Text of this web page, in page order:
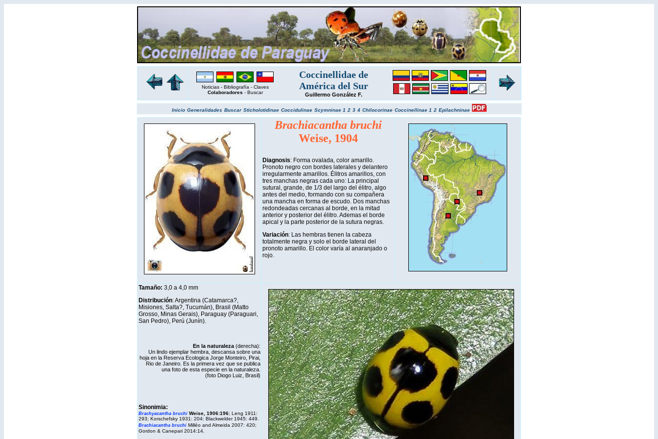
Noticias - Bibliografía - Claves
Colaboradores - Buscar
Coccinellidae de
América del Sur
Guillermo González F.
Inicio Generalidades Buscar Sticholotidinae Coccidulinae Scymninae 1 2 3 4 Chilocorinae Coccinellinae 1 2 Epilachninae
Brachiacantha bruchi
Weise, 1904
Diagnosis: Forma ovalada, color amarillo.
Pronoto negro con bordes laterales y delantero
irregularmente amarillos. Élitros amarillos, con
tres manchas negras cada uno: La principal
sutural, grande, de 1/3 del largo del élitro, algo
antes del medio, formando con su compañera
una mancha en forma de escudo. Dos manchas
redondeadas cercanas al borde, en la mitad
anterior y posterior del élitro. Ademas el borde
apical y la parte posterior de la sutura negras.
Variación: Las hembras tienen la cabeza
totalmente negra y solo el borde lateral del
pronoto amarillo. El color varía al anaranjado o
rojo.
Tamaño: 3,0 a 4,0 mm
Distribución: Argentina (Catamarca?,
Misiones, Salta?, Tucumán), Brasil (Matto
Grosso, Minas Gerais), Paraguay (Paraguari,
San Pedro), Perú (Junín).
En la naturaleza (derecha):
Un lindo ejemplar hembra, descansa sobre una
hoja en la Reserva Ecologica Jorge Monteiro, Pirai,
Rio de Janeiro. Es la primera vez que se publica
una foto de esta especie en la naturaleza.
(foto Diogo Luiz, Brasil)
Sinonimia:
Brachyacantha bruchi Weise, 1906:196; Leng 1911:
293; Korschefsky 1931: 204: Blackwelder 1945: 449.
Brachiacantha bruchi Milléo and Almeida 2007: 420;
Gordon & Canepari 2014:14.